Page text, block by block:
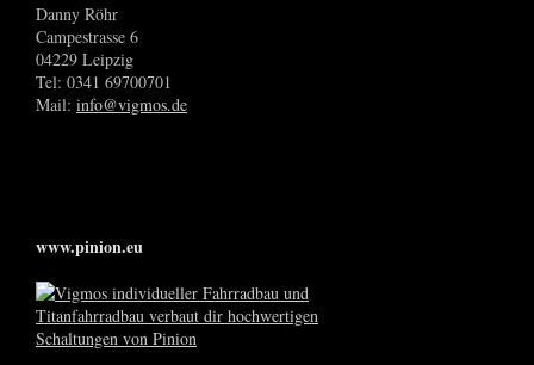
Danny Röhr
Campestrasse 6
04229 Leipzig
Tel: 0341 69700701
Mail: info@vigmos.de
www.pinion.eu